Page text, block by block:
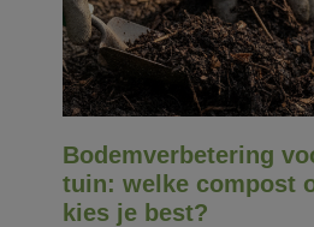
Bodemverbetering
tuin: welke compost
kies je best?